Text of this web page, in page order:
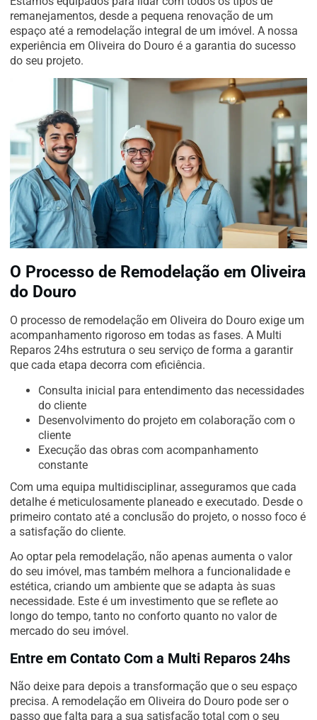
remanejamentos, desde a pequena renovação de um
espaço até a remodelação integral de um imóvel. A nossa
experiência em Oliveira do Douro é a garantia do sucesso
do seu projeto.
O Processo de Remodelação em Oliveira
do Douro
O processo de remodelação em Oliveira do Douro exige um
acompanhamento rigoroso em todas as fases. A Multi
Reparos 24hs estrutura o seu serviço de forma a garantir
que cada etapa decorra com eficiência.
Consulta inicial para entendimento das necessidades
do cliente
Desenvolvimento do projeto em colaboração com o
cliente
Execução das obras com acompanhamento
constante
Com uma equipa multidisciplinar, asseguramos que cada
detalhe é meticulosamente planeado e executado. Desde o
primeiro contato até a conclusão do projeto, o nosso foco é
a satisfação do cliente.
Ao optar pela remodelação, não apenas aumenta o valor
do seu imóvel, mas também melhora a funcionalidade e
estética, criando um ambiente que se adapta às suas
necessidade. Este é um investimento que se reflete ao
longo do tempo, tanto no conforto quanto no valor de
mercado do seu imóvel.
Entre em Contato Com a Multi Reparos 24hs
Não deixe para depois a transformação que o seu espaço
precisa. A remodelação em Oliveira do Douro pode ser o
passo que falta para a sua satisfação total com o seu